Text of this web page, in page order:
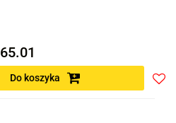
65.01
Do koszyka